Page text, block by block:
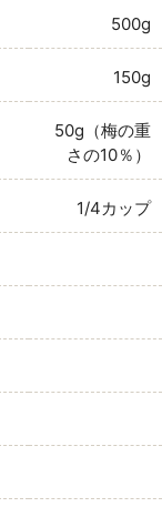
500g
150g
50g（梅の重
さの10％）
1/4カップ